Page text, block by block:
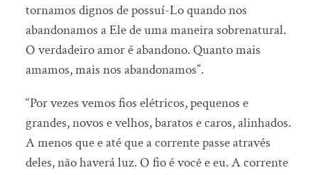
tornamos dignos de possuí-Lo quando nos
abandonamos a Ele de uma maneira sobrenatural.
O verdadeiro amor é abandono. Quanto mais
amamos, mais nos abandonamos”.
“Por vezes vemos fios elétricos, pequenos e
grandes, novos e velhos, baratos e caros, alinhados.
A menos que e até que a corrente passe através
deles, não haverá luz. O fio é você e eu. A corrente